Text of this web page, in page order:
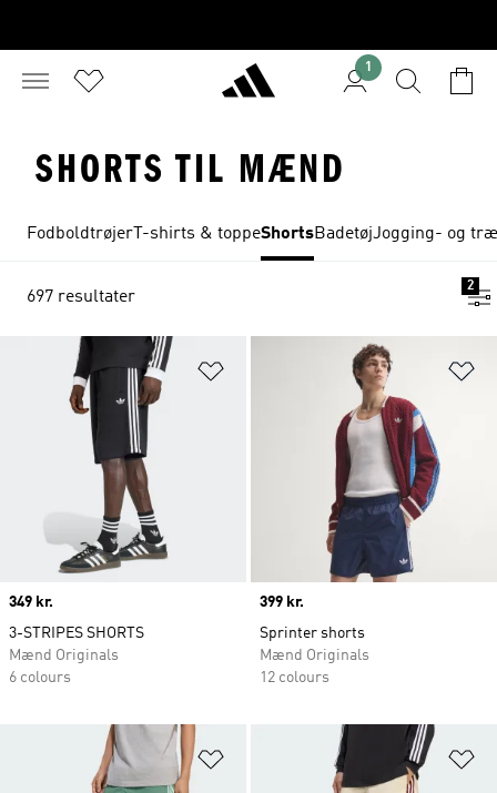
1
SHORTS TIL MÆND
Fodboldtrøjer T-shirts & toppeShortsBadetøjJogging- og
697 resultater
2
Føj til ønskeliste
Price
349 kr.
3-STRIPES SHORTS
Mænd Originals
6 colours
Price
399 kr.
Sprinter shorts
Mænd Originals
12 colours
Føj til ønskeliste